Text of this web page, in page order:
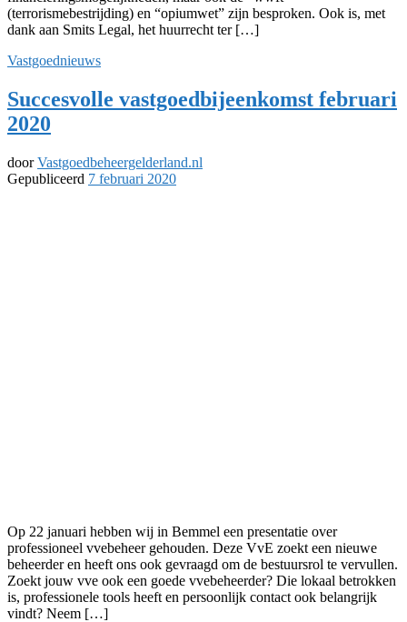
(terrorismebestrijding) en “opiumwet” zijn besproken. Ook is, met
dank aan Smits Legal, het huurrecht ter […]
Vastgoednieuws
Succesvolle vastgoedbijeenkomst februari
2020
doorVastgoedbeheergelderland.nl
Gepubliceerd 7 februari 2020
Op 22 januari hebben wij in Bemmel een presentatie over
professioneel vvebeheer gehouden. Deze VvE zoekt een nieuwe
beheerder en heeft ons ook gevraagd om de bestuursrol te vervullen.
Zoekt jouw vve ook een goede vvebeheerder? Die lokaal betrokken
is, professionele tools heeft en persoonlijk contact ook belangrijk
vindt? Neem […]